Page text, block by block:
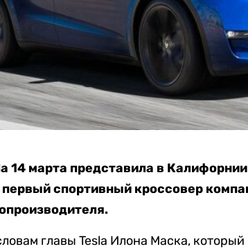
14 марта представила в
первый спортивный кроссовер
главы Tesla Илона Маска,